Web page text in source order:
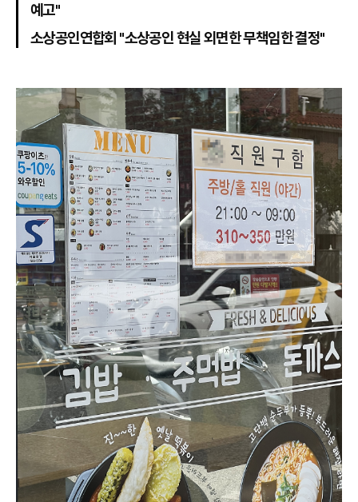
예고"
소상공인연합회 "소상공인 현실 외면한 무책임한 결정"